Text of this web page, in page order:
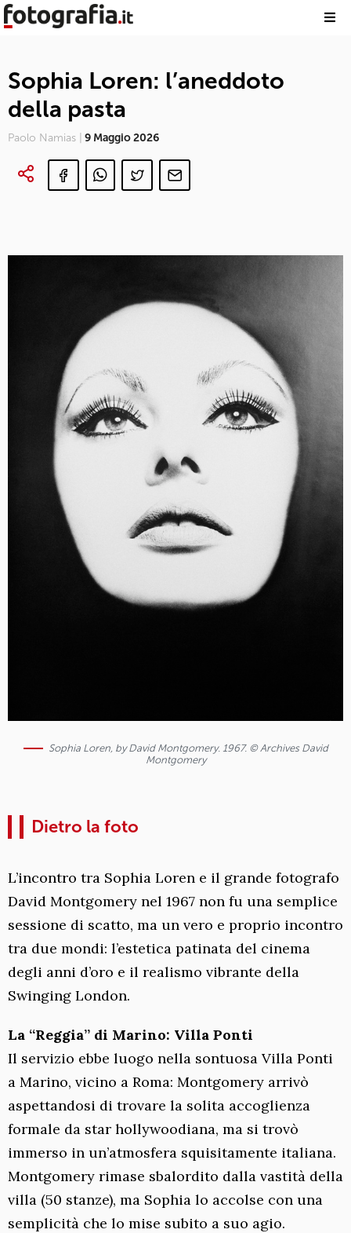
Sophia Loren: l’aneddoto
della pasta
Paolo Namias | 9 Maggio 2026
Sophia Loren, by David Montgomery. 1967. © Archives David
Montgomery
Dietro la foto
L’incontro tra Sophia Loren e il grande fotografo
David Montgomery nel 1967 non fu una semplice
sessione di scatto, ma un vero e proprio incontro
tra due mondi: l’estetica patinata del cinema
degli anni d’oro e il realismo vibrante della
Swinging London.
La “Reggia” di Marino: Villa Ponti
Il servizio ebbe luogo nella sontuosa Villa Ponti
a Marino, vicino a Roma: Montgomery arrivò
aspettandosi di trovare la solita accoglienza
formale da star hollywoodiana, ma si trovò
immerso in un’atmosfera squisitamente italiana.
Montgomery rimase sbalordito dalla vastità della
villa (50 stanze), ma Sophia lo accolse con una
semplicità che lo mise subito a suo agio.